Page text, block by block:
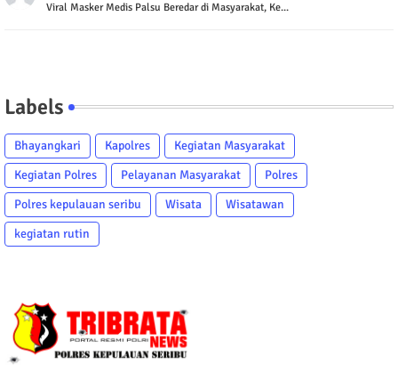
Viral Masker Medis Palsu Beredar di Masyarakat, Ke...
Labels
Bhayangkari Kapolres
Kegiatan Masyarakat
Kegiatan Polres
Pelayanan Masyarakat
Polres
Polres kepulauan seribu
Wisata
Wisatawan
kegiatan rutin